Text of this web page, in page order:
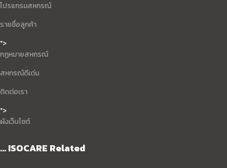
โปรแกรมสหกรณ์
รายชื่อลูกค้า
">
กฏหมายสหกรณ์
สหกรณ์ดีเด่น
ติดต่อเรา
">
ผังเว็บไซต์
... ISOCARE Related